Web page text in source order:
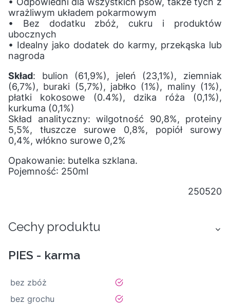
wrażliwym układem pokarmowym
• Bez dodatku zbóż, cukru i produktów
ubocznych
• Idealny jako dodatek do karmy, przekąska lub
nagroda
Skład: bulion (61,9%), jeleń (23,1%), ziemniak
(6,7%), buraki (5,7%), jabłko (1%), maliny (1%),
płatki kokosowe (0.4%), dzika róża (0,1%),
kurkuma (0,1%)
Skład analityczny: wilgotność 90,8%, proteiny
5,5%, tłuszcze surowe 0,8%, popiół surowy
0,4%, włókno surowe 0,2%
Opakowanie: butelka szklana.
Pojemność: 250ml
250520
Cechy produktu
PIES - karma
bez zbóż
tak
bez grochu
tak